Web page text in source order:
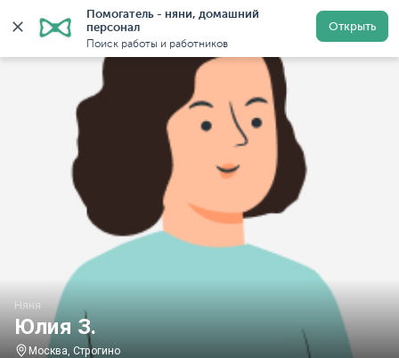
Помогатель - няни, домашний
персонал
Поиск работы и работников
Открыть
Главная Няни Няни в Москве Няни у метро
Юлия З.
Няня
Москва, Строгино